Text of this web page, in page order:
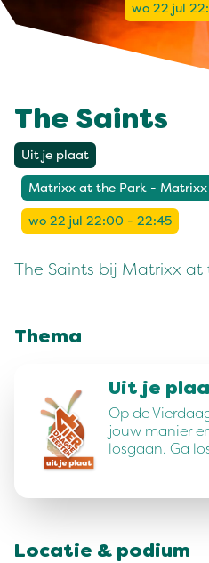
wo 22 jul
The Saints
Uit je plaat
Matrixx at the Park -
wo 22 jul 22:00 - 22:45
The Saints bij Matrixx at
Thema
Uit je
Op de
jouw manier
losgaan. Ga
Locatie & podium